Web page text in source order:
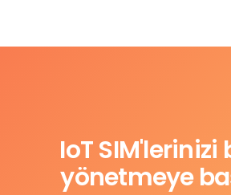
IoT SIM'lerinizi
yönetmeye